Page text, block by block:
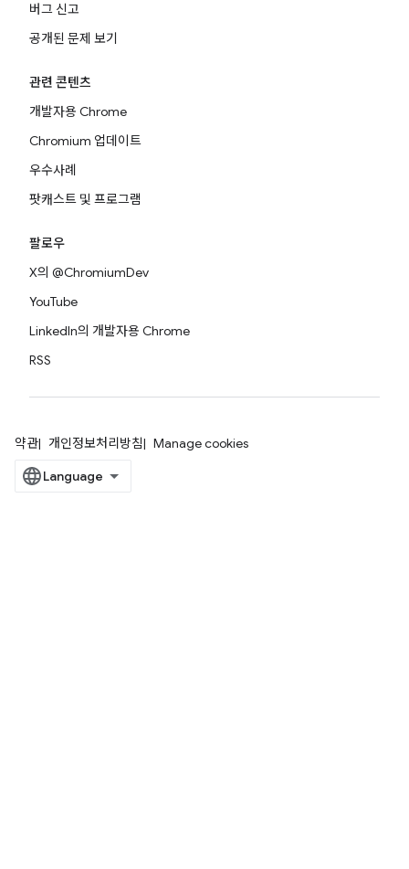
버그 신고
공개된 문제 보기
관련 콘텐츠
개발자용 Chrome
Chromium 업데이트
우수사례
팟캐스트 및 프로그램
팔로우
X의 @ChromiumDev
YouTube
LinkedIn의 개발자용 Chrome
RSS
약관 개인정보처리방침 Manage cookies